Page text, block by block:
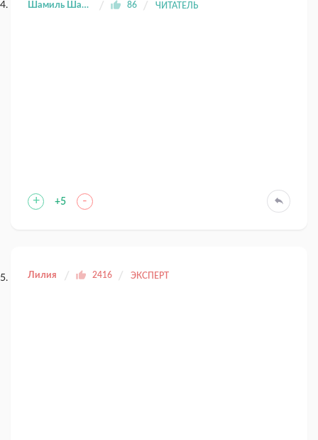
Шамиль Шангареев 86 ЧИТАТЕЛЬ
+ +5 -
Лилия 2416 ЭКСПЕРТ